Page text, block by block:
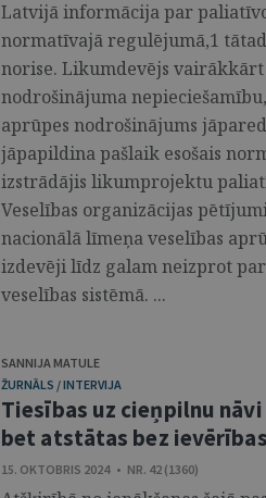
Latvijā informācija par
normatīvajā regulējumā,1
norise. Likumdevējs
nodrošinājuma
aprūpes nodrošinājums
jāpapildina pašlaik esošais
izstrādājis likumprojektu
Veselības organizācijas
nacionālā līmeņa veselības
izdevēji līdz galam neizprot
veselības sistēmā. ...
SANNIJA MATULE
ŽURNĀLS / INTERVIJA
Tiesības uz cieņpilnu
bet atstātas bez ievērības
15. OKTOBRIS 2024 • NR. 42 (1360)